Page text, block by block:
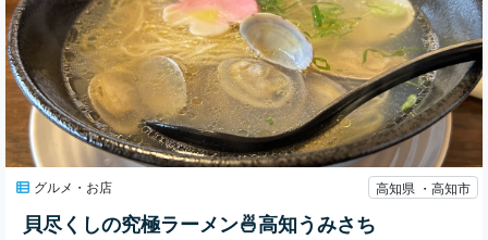
グルメ・お店 高知県 ・高知市
貝尽くしの究極ラーメン🍜高知うみさち